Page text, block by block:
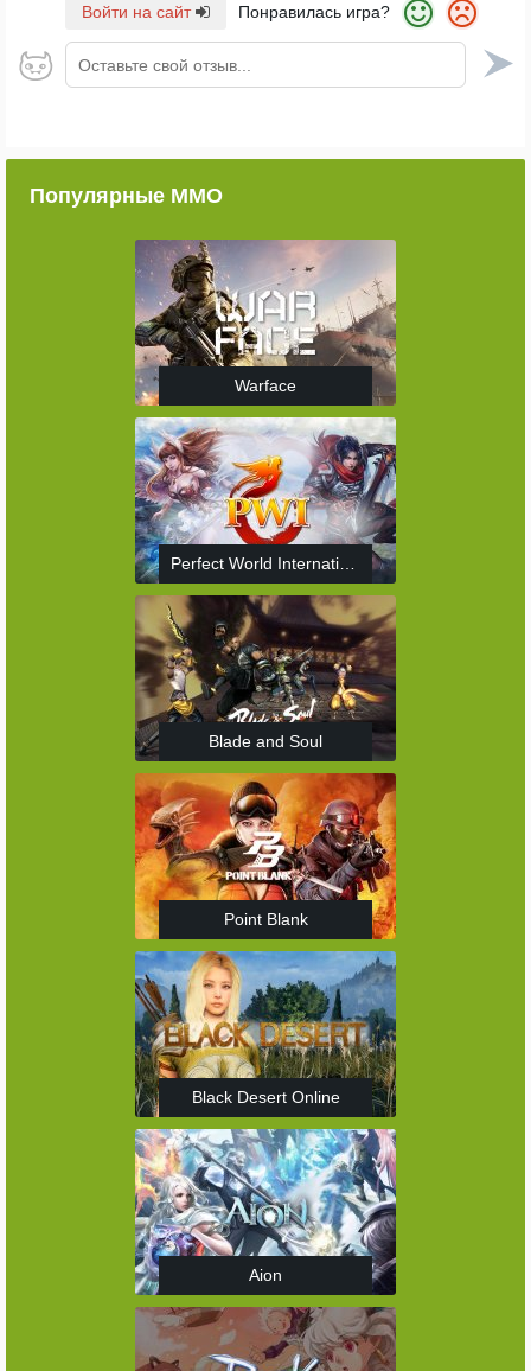
Войти на сайт Понравилась игра?
Оставьте свой отзыв...
Популярные ММО
Warface
Perfect World International
Blade and Soul
Point Blank
Black Desert Online
Aion